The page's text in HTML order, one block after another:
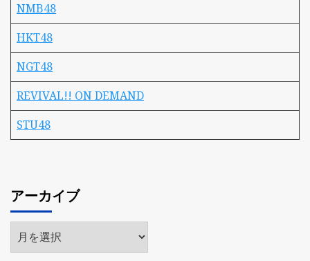
NMB48
HKT48
NGT48
REVIVAL!! ON DEMAND
STU48
アーカイブ
ア
ー